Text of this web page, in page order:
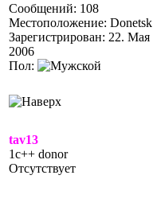
Сообщений: 108
Местоположение: Donetsk
Зарегистрирован: 22. Мая
2006
Пол:
tav13
1c++ donor
Отсутствует